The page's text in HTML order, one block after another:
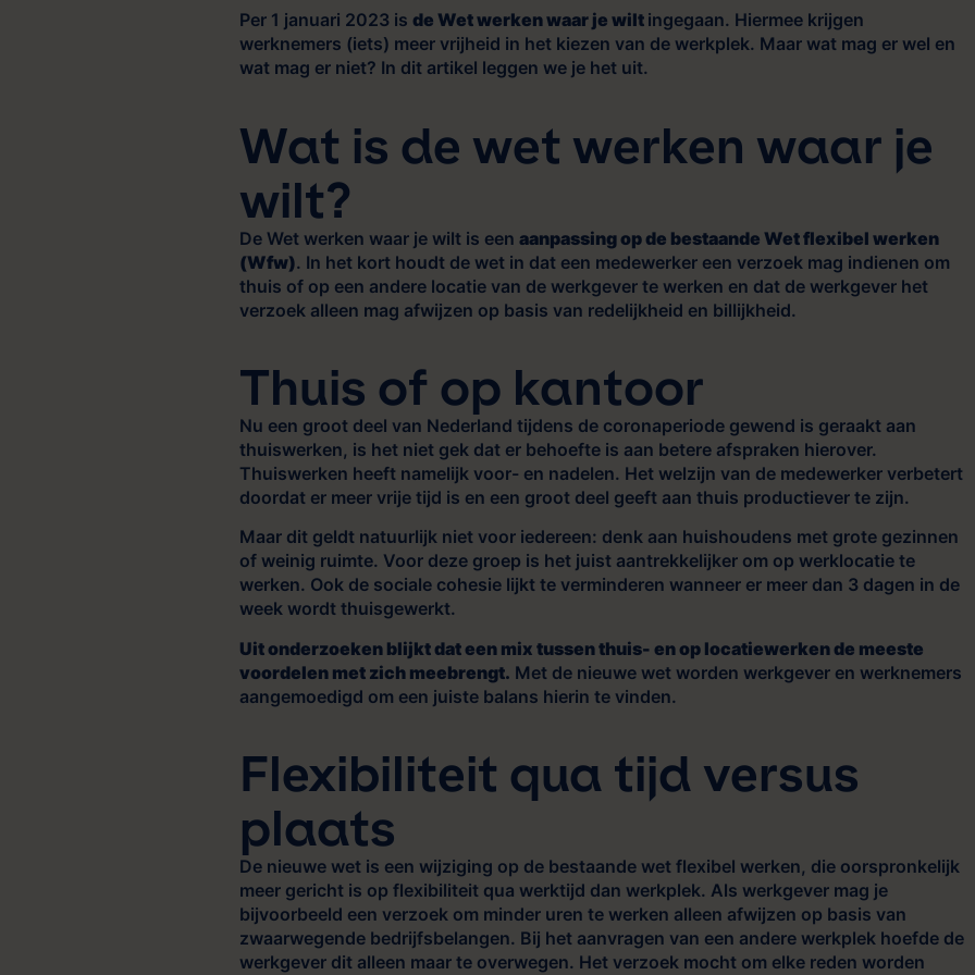
Per 1 januari 2023 is de Wet werken waar je wilt ingegaan. Hiermee krijgen
werknemers (iets) meer vrijheid in het kiezen van de werkplek. Maar wat mag er wel en
wat mag er niet? In dit artikel leggen we je het uit.
Wat is de wet werken waar je
wilt?
De Wet werken waar je wilt is een aanpassing op de bestaande Wet flexibel werken
(Wfw). In het kort houdt de wet in dat een medewerker een verzoek mag indienen om
thuis of op een andere locatie van de werkgever te werken en dat de werkgever het
verzoek alleen mag afwijzen op basis van redelijkheid en billijkheid.
Thuis of op kantoor
Nu een groot deel van Nederland tijdens de coronaperiode gewend is geraakt aan
thuiswerken, is het niet gek dat er behoefte is aan betere afspraken hierover.
Thuiswerken heeft namelijk voor- en nadelen. Het welzijn van de medewerker verbetert
doordat er meer vrije tijd is en een groot deel geeft aan thuis productiever te zijn.
Maar dit geldt natuurlijk niet voor iedereen: denk aan huishoudens met grote gezinnen
of weinig ruimte. Voor deze groep is het juist aantrekkelijker om op werklocatie te
werken. Ook de sociale cohesie lijkt te verminderen wanneer er meer dan 3 dagen in de
week wordt thuisgewerkt.
Uit onderzoeken blijkt dat een mix tussen thuis- en op locatiewerken de meeste
voordelen met zich meebrengt. Met de nieuwe wet worden werkgever en werknemers
aangemoedigd om een juiste balans hierin te vinden.
Flexibiliteit qua tijd versus
plaats
De nieuwe wet is een wijziging op de bestaande wet flexibel werken, die oorspronkelijk
meer gericht is op flexibiliteit qua werktijd dan werkplek. Als werkgever mag je
bijvoorbeeld een verzoek om minder uren te werken alleen afwijzen op basis van
zwaarwegende bedrijfsbelangen. Bij het aanvragen van een andere werkplek hoefde de
werkgever dit alleen maar te overwegen. Het verzoek mocht om elke reden worden